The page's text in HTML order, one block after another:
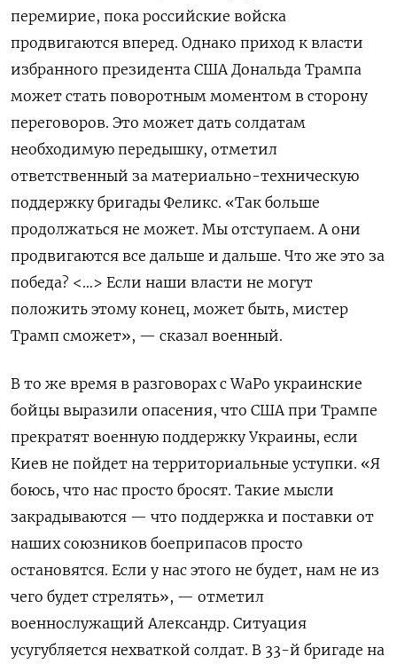
перемирие, пока российские войска
продвигаются вперед. Однако приход к власти
избранного президента США Дональда Трампа
может стать поворотным моментом в сторону
переговоров. Это может дать солдатам
необходимую передышку, отметил
ответственный за материально-техническую
поддержку бригады Феликс. «Так больше
продолжаться не может. Мы отступаем. А они
продвигаются все дальше и дальше. Что же это за
победа? <…> Если наши власти не могут
положить этому конец, может быть, мистер
Трамп сможет», — сказал военный.
В то же время в разговорах с WaPo украинские
бойцы выразили опасения, что США при Трампе
прекратят военную поддержку Украины, если
Киев не пойдет на территориальные уступки. «Я
боюсь, что нас просто бросят. Такие мысли
закрадываются — что поддержка и поставки от
наших союзников боеприпасов просто
остановятся. Если у нас этого не будет, нам не из
чего будет стрелять», — отметил
военнослужащий Александр. Ситуация
усугубляется нехваткой солдат. В 33-й бригаде на